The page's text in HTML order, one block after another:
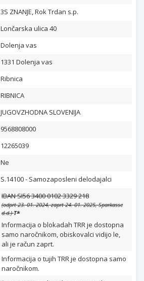
3S ZNANJE, Rok Trdan s.p.
Lončarska ulica 40
Dolenja vas
1331 Dolenja vas
Ribnica
RIBNICA
JUGOVZHODNA SLOVENIJA
9568808000
12265039
Ne
S.14100 - Samozaposleni delodajalci
IBAN SI56 3400 0102 3329 218
(odprt 23. 01. 2024, zaprt 24. 01. 2025, Sparkasse
d.d.)T*
Informacija o blokadah TRR je dostopna
samo naročnikom, obiskovalci vidijo le,
ali je račun zaprt.
Informacija o tujih TRR je dostopna samo
naročnikom.